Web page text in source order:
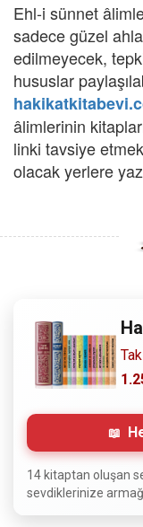
Ehl-i sünnet
sadece güzel
edilmeyecek,
hususlar
âlimlerinin
linki tavsiye
olacak yerlere
Copyright ©
Sitemizdeki
hazırlanmıştır.
almaya gerek
14 kitaptan oluşan
sevdiklerinize